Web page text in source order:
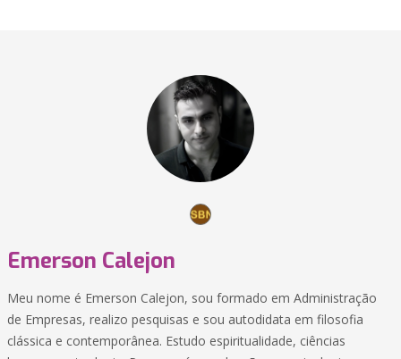
Emerson Calejon
Meu nome é Emerson Calejon, sou formado em Administração
de Empresas, realizo pesquisas e sou autodidata em filosofia
clássica e contemporânea. Estudo espiritualidade, ciências